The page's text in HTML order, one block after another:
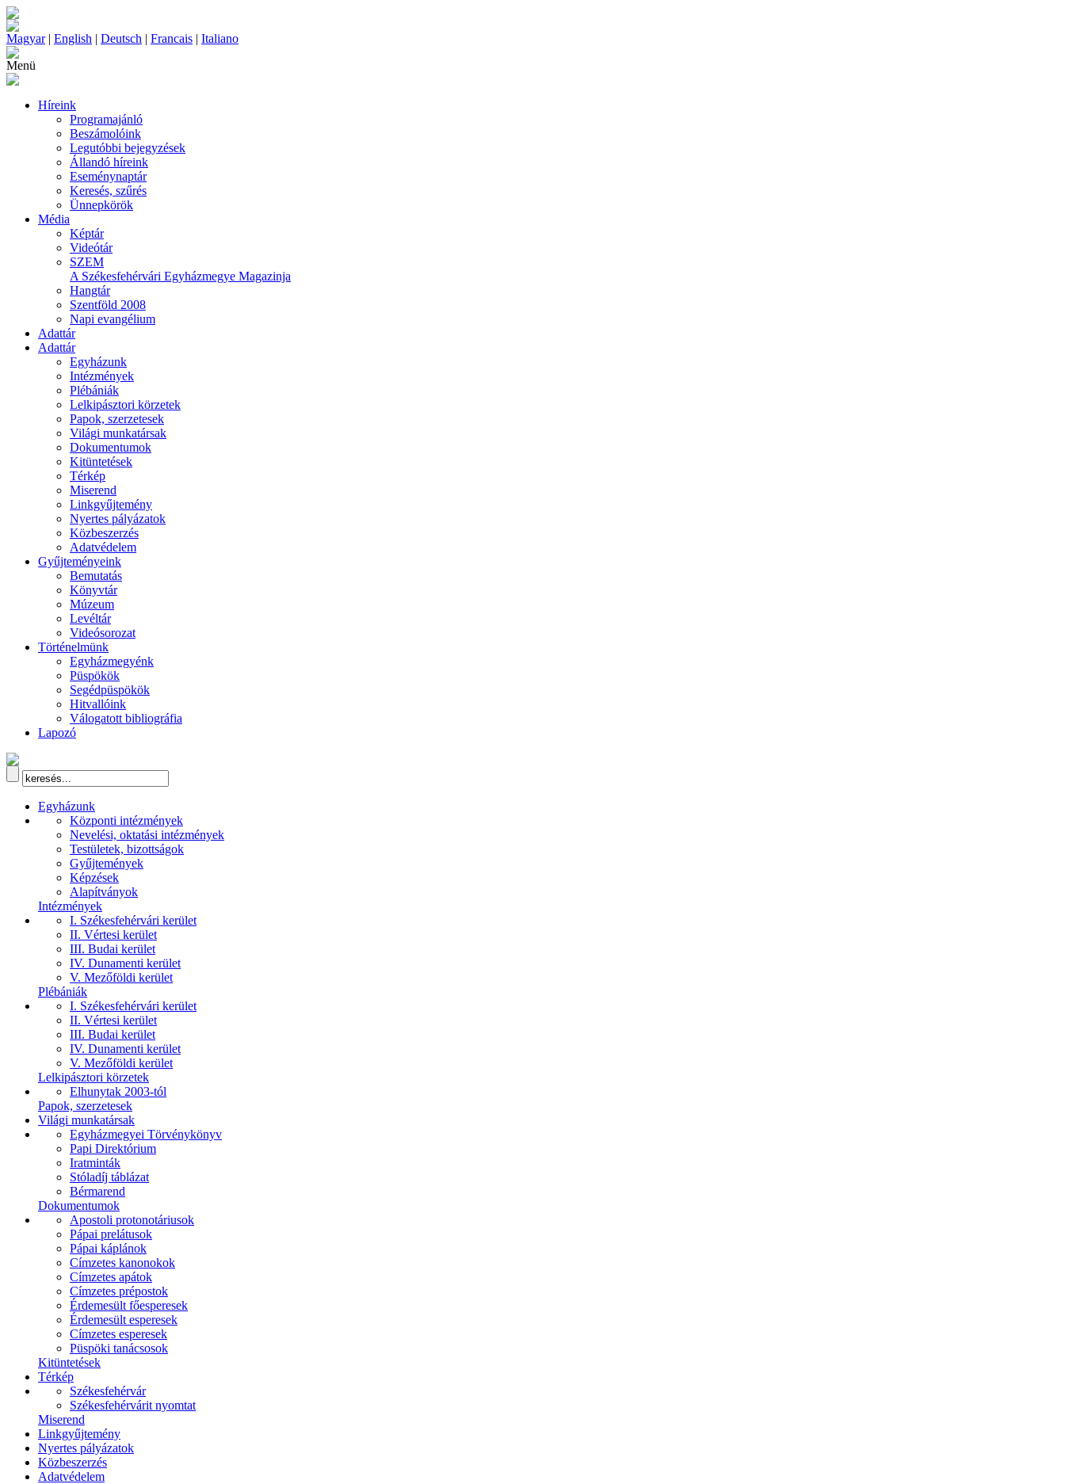
Magyar| English | Deutsch | Francais | Italiano
Menü
Híreink
Programajánló
Beszámolóink
Legutóbbi bejegyzések
Állandó híreink
Eseménynaptár
Keresés, szűrés
Ünnepkörök
Média
Képtár
Videótár
SZEM
A Székesfehérvári Egyházmegye Magazinja
Hangtár
Szentföld 2008
Napi evangélium
Adattár
Adattár
Egyházunk
Intézmények
Plébániák
Lelkipásztori körzetek
Papok, szerzetesek
Világi munkatársak
Dokumentumok
Kitüntetések
Térkép
Miserend
Linkgyűjtemény
Nyertes pályázatok
Közbeszerzés
Adatvédelem
Gyűjteményeink
Bemutatás
Könyvtár
Múzeum
Levéltár
Videósorozat
Történelmünk
Egyházmegyénk
Püspökök
Segédpüspökök
Hitvallóink
Válogatott bibliográfia
Lapozó
Egyházunk
Központi intézmények
Nevelési, oktatási intézmények
Testületek, bizottságok
Gyűjtemények
Képzések
Alapítványok
Intézmények
I. Székesfehérvári kerület
II. Vértesi kerület
III. Budai kerület
IV. Dunamenti kerület
V. Mezőföldi kerület
Plébániák
I. Székesfehérvári kerület
II. Vértesi kerület
III. Budai kerület
IV. Dunamenti kerület
V. Mezőföldi kerület
Lelkipásztori körzetek
Elhunytak 2003-tól
Papok, szerzetesek
Világi munkatársak
Egyházmegyei Törvénykönyv
Papi Direktórium
Iratminták
Stóladíj táblázat
Bérmarend
Dokumentumok
Apostoli protonotáriusok
Pápai prelátusok
Pápai káplánok
Címzetes kanonokok
Címzetes apátok
Címzetes prépostok
Érdemesült főesperesek
Érdemesült esperesek
Címzetes esperesek
Püspöki tanácsosok
Kitüntetések
Térkép
Székesfehérvár
Székesfehérvárit nyomtat
Miserend
Linkgyűjtemény
Nyertes pályázatok
Közbeszerzés
Adatvédelem